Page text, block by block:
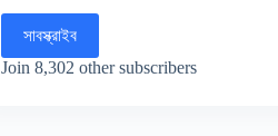
সাবস্ক্রাইব
Join 8,302 other subscribers